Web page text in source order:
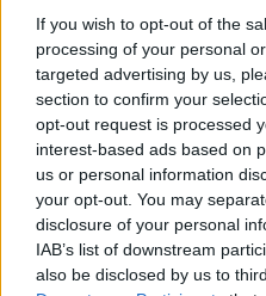
If you wish to opt-out of the
processing of your personal
targeted advertising by us,
section to confirm your
opt-out request is processed
interest-based ads based on
us or personal information
your opt-out. You may
disclosure of your personal
IAB’s list of downstream
also be disclosed by us to
Quando il diritto alla
​L’importanza della
​Il diritto ad essere disconnessi
​Il pensiero dicotomico e la
​Consigli di lettura per genitori
​La Clownterapia
​Differenze tra persone
L’invisibile fatica mentale
Vacanze a km zero
​Buone Vacan(si)e!
​Il lato positivo delle cose
​Storie antiche di tempi moderni